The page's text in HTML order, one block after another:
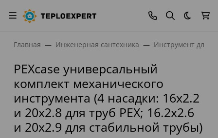
Темная
Главная Инженерная сантехника Инструмент для
PEXcase универсальный
комплект механического
инструмента (4 насадки: 16х2.2
и 20х2.8 для труб PEХ; 16.2х2.6
и 20х2.9 для стабильной трубы)